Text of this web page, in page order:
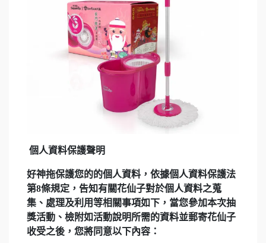
個人資料保護聲明
好神拖保護您的的個人資料，依據個人資料保護法
第8條規定，告知有關花仙子對於個人資料之蒐
集、處理及利用等相關事項如下，當您參加本次抽
獎活動 、 檢附如活動說明所需的資料並郵寄花仙子
收受之後，您將同意以下內容：